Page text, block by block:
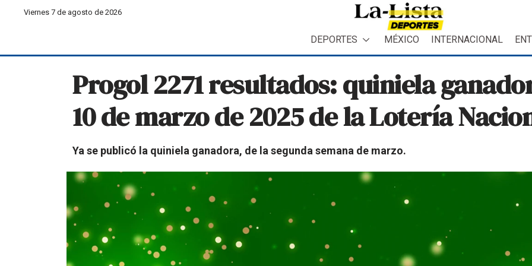
Viernes 7 de agosto de 2026
DEPORTES MÉXICO INTERNACIONAL
Progol 2271 resultados: quiniela
10 de marzo de 2025 de la Lotería
Ya se publicó la quiniela ganadora, de la segunda semana de marzo.